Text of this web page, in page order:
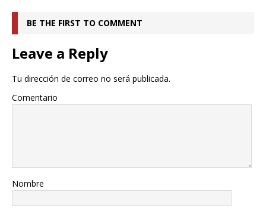
BE THE FIRST TO COMMENT
Leave a Reply
Tu dirección de correo no será publicada.
Comentario
Nombre